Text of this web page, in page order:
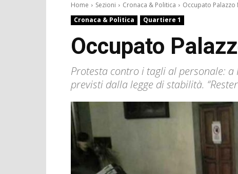
Home Sezioni Cronaca & Politica
Occupato Palazzo
Cronaca & Politica
Quartiere 1
Occupato
Protesta contro i tagli al personale:
previsti dalla legge di stabilità.